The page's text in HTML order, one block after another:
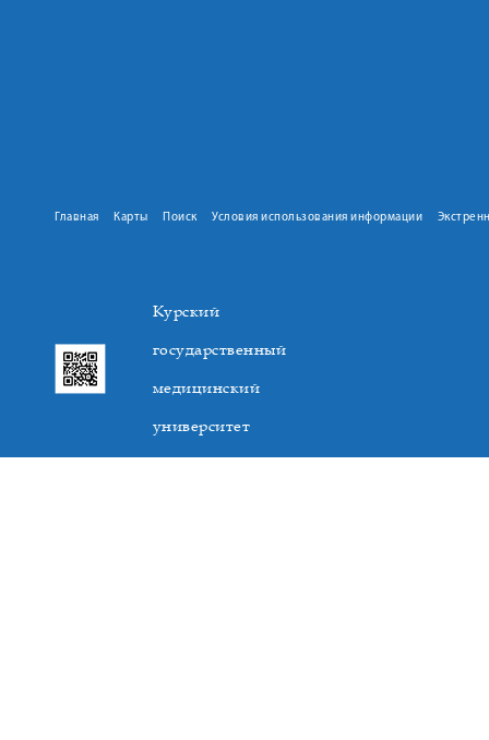
Главная Карты Поиск Условия использования информации
Курский
государственный
медицинский
университет